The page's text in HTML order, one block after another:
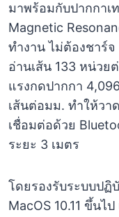
มาพร้อมกับปากกาเ
Magnetic
ทำงาน ไม่ต้องชาร์
อ่านเส้น 133 หน่ว
แรงกดปากกา
เส้นต่อมม. ทำให้วา
เชื่อมต่อด้วย
ระยะ 3 เมตร
โดยรองรับระบบปฏิ
MacOS 10.11 ขึ้นไ